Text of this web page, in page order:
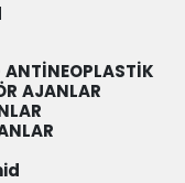
AJANLAR